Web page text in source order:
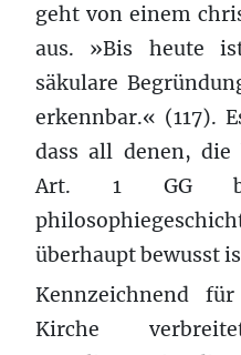
geht von einem
aus. »Bis heute
säkulare
erkennbar.« (117).
dass all denen, die
Art. 1 GG
überhaupt bewusst
Kennzeichnend
Kirche